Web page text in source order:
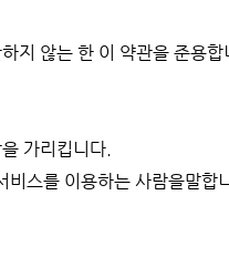
지 않는 한 이 약관을 준용합
가리킵니다.
비스를 이용하는 사람을말합